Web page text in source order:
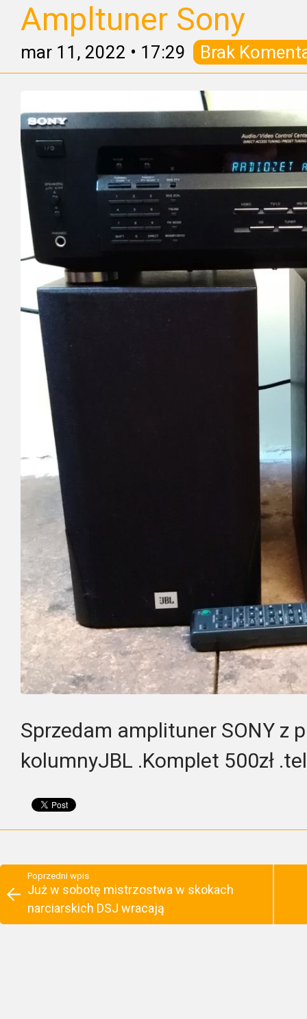
Ampltuner Sony
mar 11, 2022 • 17:29 Brak
Sprzedam amplituner SONY z
kolumnyJBL .Komplet 500zł
Poprzedni wpis
Już w sobotę mistrzostwa w skokach
narciarskich DSJ wracają